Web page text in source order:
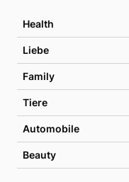
Health
Liebe
Family
Tiere
Automobile
Beauty